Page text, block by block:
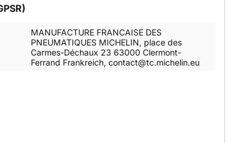
MANUFACTURE FRANCAISE DES
PNEUMATIQUES MICHELIN, place des
Carmes-Déchaux 23 63000 Clermont-
Ferrand Frankreich, contact@tc.michelin.eu